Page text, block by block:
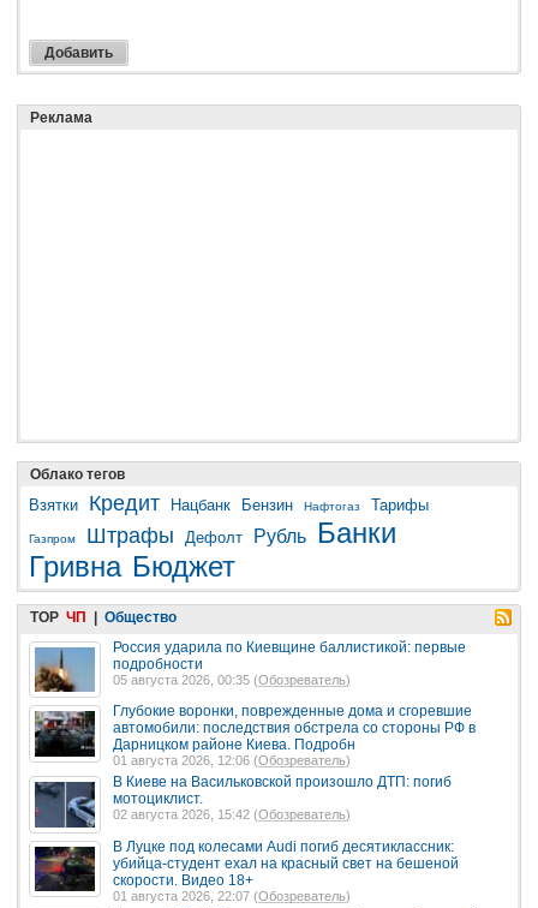
Реклама
Облако тегов
Взятки Кредит Нацбанк Бензин Нафтогаз Тарифы
Газпром Штрафы Дефолт Рубль
Банки
Гривна Бюджет
TOP ЧП | Общество
Россия ударила по Киевщине баллистикой: первые
подробности
05 августа 2026, 00:35 (Обозреватель)
Глубокие воронки, поврежденные дома и сгоревшие
автомобили: последствия обстрела со стороны РФ в
Дарницком районе Киева. Подробн
01 августа 2026, 12:06 (Обозреватель)
В Киеве на Васильковской произошло ДТП: погиб
мотоциклист.
02 августа 2026, 15:42 (Обозреватель)
В Луцке под колесами Audi погиб десятиклассник:
убийца-студент ехал на красный свет на бешеной
скорости. Видео 18+
01 августа 2026, 22:07 (Обозреватель)